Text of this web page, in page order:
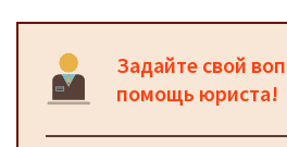
Задайте свой
помощь юриста!